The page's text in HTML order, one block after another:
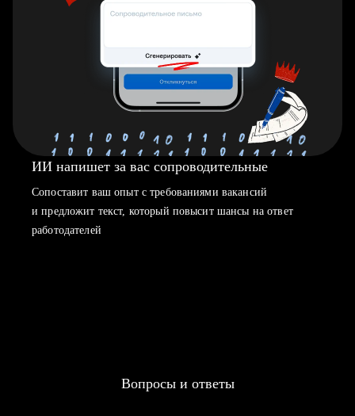
ИИ напишет за вас сопроводительные
Сопоставит ваш опыт с требованиями вакансий
и предложит текст, который повысит шансы на ответ
работодателей
Вопросы и ответы